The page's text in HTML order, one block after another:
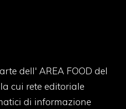
dell' AREA FOOD del
cui rete editoriale
di informazione